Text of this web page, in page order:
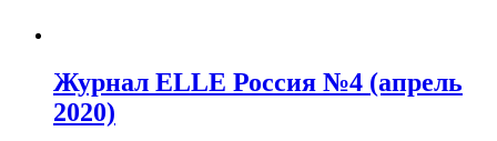
Журнал ELLE Россия №4 (апрель
2020)